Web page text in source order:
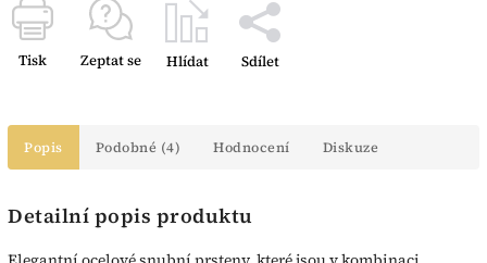
Tisk Zeptat se Hlídat Sdílet
Popis Podobné (4) Hodnocení Diskuze
Detailní popis produktu